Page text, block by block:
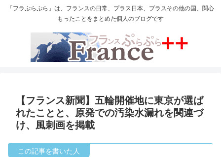
「フラぷらぷら」は、フランスの日常、プラス日本、プラスその他の国、関心
もったことをまとめた個人のブログです
【フランス新聞】五輪開催地に東京が選ば
れたことと、原発での汚染水漏れを関連づ
け、風刺画を掲載